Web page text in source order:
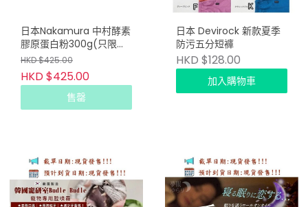
日本Nakamura 中村酵素
膠原蛋白粉300g(只限批
發會員下單) Copy
HKD $425.00
HKD $425.00
售罄
日本 Devirock 新款夏季
防污五分短褲
HKD $128.00
加入購物車